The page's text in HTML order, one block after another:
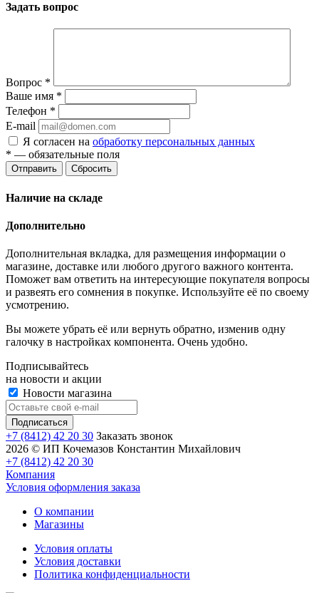
Задать вопрос
Вопрос *
Ваше имя *
Телефон *
E-mail
Я согласен на обработку персональных данных
* — обязательные поля
Отправить Сбросить
Наличие на складе
Дополнительно
Дополнительная вкладка, для размещения информации о
магазине, доставке или любого другого важного контента.
Поможет вам ответить на интересующие покупателя вопросы
и развеять его сомнения в покупке. Используйте её по своему
усмотрению.
Вы можете убрать её или вернуть обратно, изменив одну
галочку в настройках компонента. Очень удобно.
Подписывайтесь
на новости и акции
Новости магазина
+7 (8412) 42 20 30 Заказать звонок
2026 © ИП Кочемазов Константин Михайлович
+7 (8412) 42 20 30
Компания
Условия оформления заказа
О компании
Магазины
Условия оплаты
Условия доставки
Политика конфиденциальности